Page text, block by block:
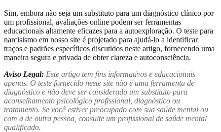
Sim, embora não seja um substituto para um diagnóstico clínico por
um profissional, avaliações online podem ser ferramentas
educacionais altamente eficazes para a autoexploração. O teste para
narcisismo em nosso site é projetado para ajudá-lo a identificar
traços e padrões específicos discutidos neste artigo, fornecendo uma
maneira segura e privada de obter clareza e autoconsciência.
Aviso Legal: Este artigo tem fins informativos e educacionais
apenas. O teste fornecido neste site não é uma ferramenta de
diagnóstico e não deve ser considerado um substituto para
aconselhamento psicológico profissional, diagnóstico ou
tratamento. Se você estiver preocupado com sua saúde mental ou
com a de outra pessoa, consulte um profissional de saúde mental
qualificado.